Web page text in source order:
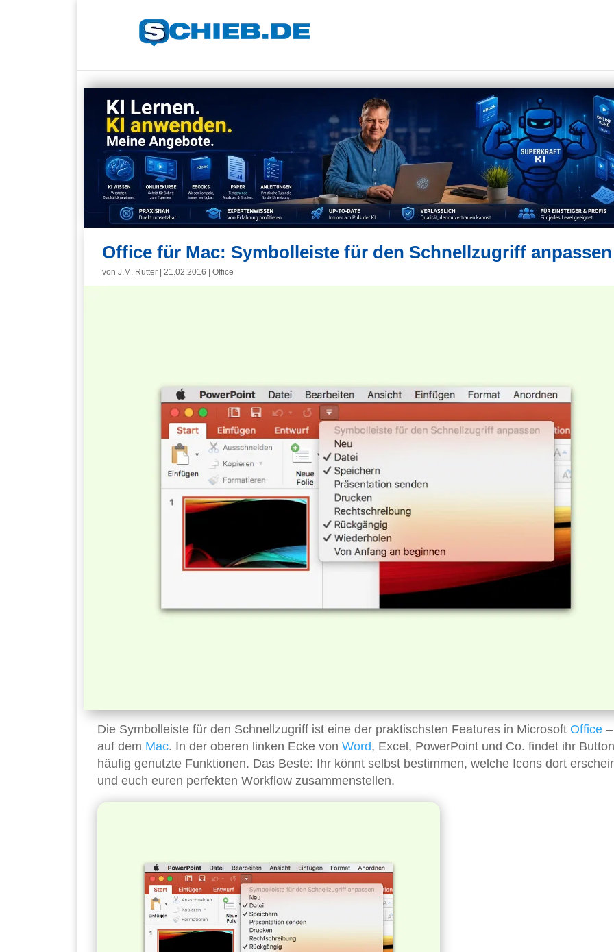
Office für Mac: Symbolleiste für den Schnellzugriff anpassen
von J.M. Rütter 21.02.2016 Office
Die Symbolleiste für den Schnellzugriff ist eine der praktischsten Features in Microsoft Office
auf dem Mac. In der oberen linken Ecke von Word, Excel, PowerPoint und Co. findet ihr
häufig genutzte Funktionen. Das Beste: Ihr könnt selbst bestimmen, welche Icons dort
und euch euren perfekten Workflow zusammenstellen.